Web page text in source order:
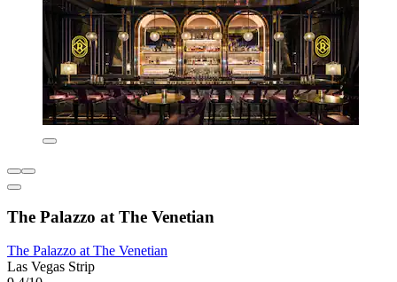
The Palazzo at The Venetian
The Palazzo at The Venetian
Las Vegas Strip